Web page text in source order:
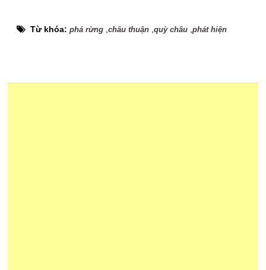
Từ khóa:phá rừng ,châu thuận ,quỳ châu ,phát hiện